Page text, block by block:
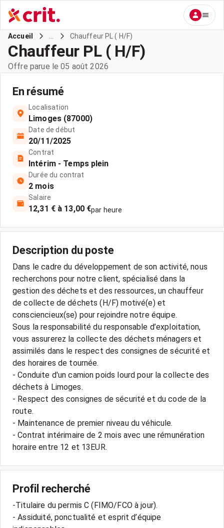
Accueil Chauffeur PL ( H/F)
Chauffeur PL ( H/F)
Offre parue le 05 août 2026
En résumé
Localisation
Limoges (87000)
Date de début
20/11/2025
Contrat
Intérim - Temps plein
Durée du contrat
2 mois
Salaire
12,31 € à 13,00 €par heure
Description du poste
Dans le cadre du développement de son activité, nous
recherchons pour notre client, spécialisé dans la
gestion des déchets et des ressources, un chauffeur
de collecte de déchets (H/F) motivé(e) et
consciencieux(se) pour rejoindre notre équipe.
Sous la responsabilité du responsable d’exploitation,
vous assurerez la collecte des déchets ménagers et
assimilés dans le respect des consignes de sécurité et
des horaires de tournée.
- Conduite d'un camion poids lourd pour la collecte des
déchets à Limoges.
- Respect des consignes de sécurité et du code de la
route.
- Maintenance de premier niveau du véhicule.
- Contrat intérimaire de 2 mois avec une rémunération
Profil recherché
-Titulaire du permis C (FIMO/FCO à jour).
- Assiduité, ponctualité et esprit d’équipe